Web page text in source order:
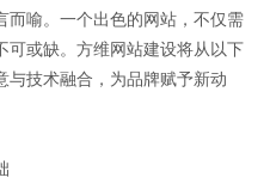
而喻。一个出色的网站，不仅需
可或缺。方维网站建设将从以下
与技术融合，为品牌赋予新动